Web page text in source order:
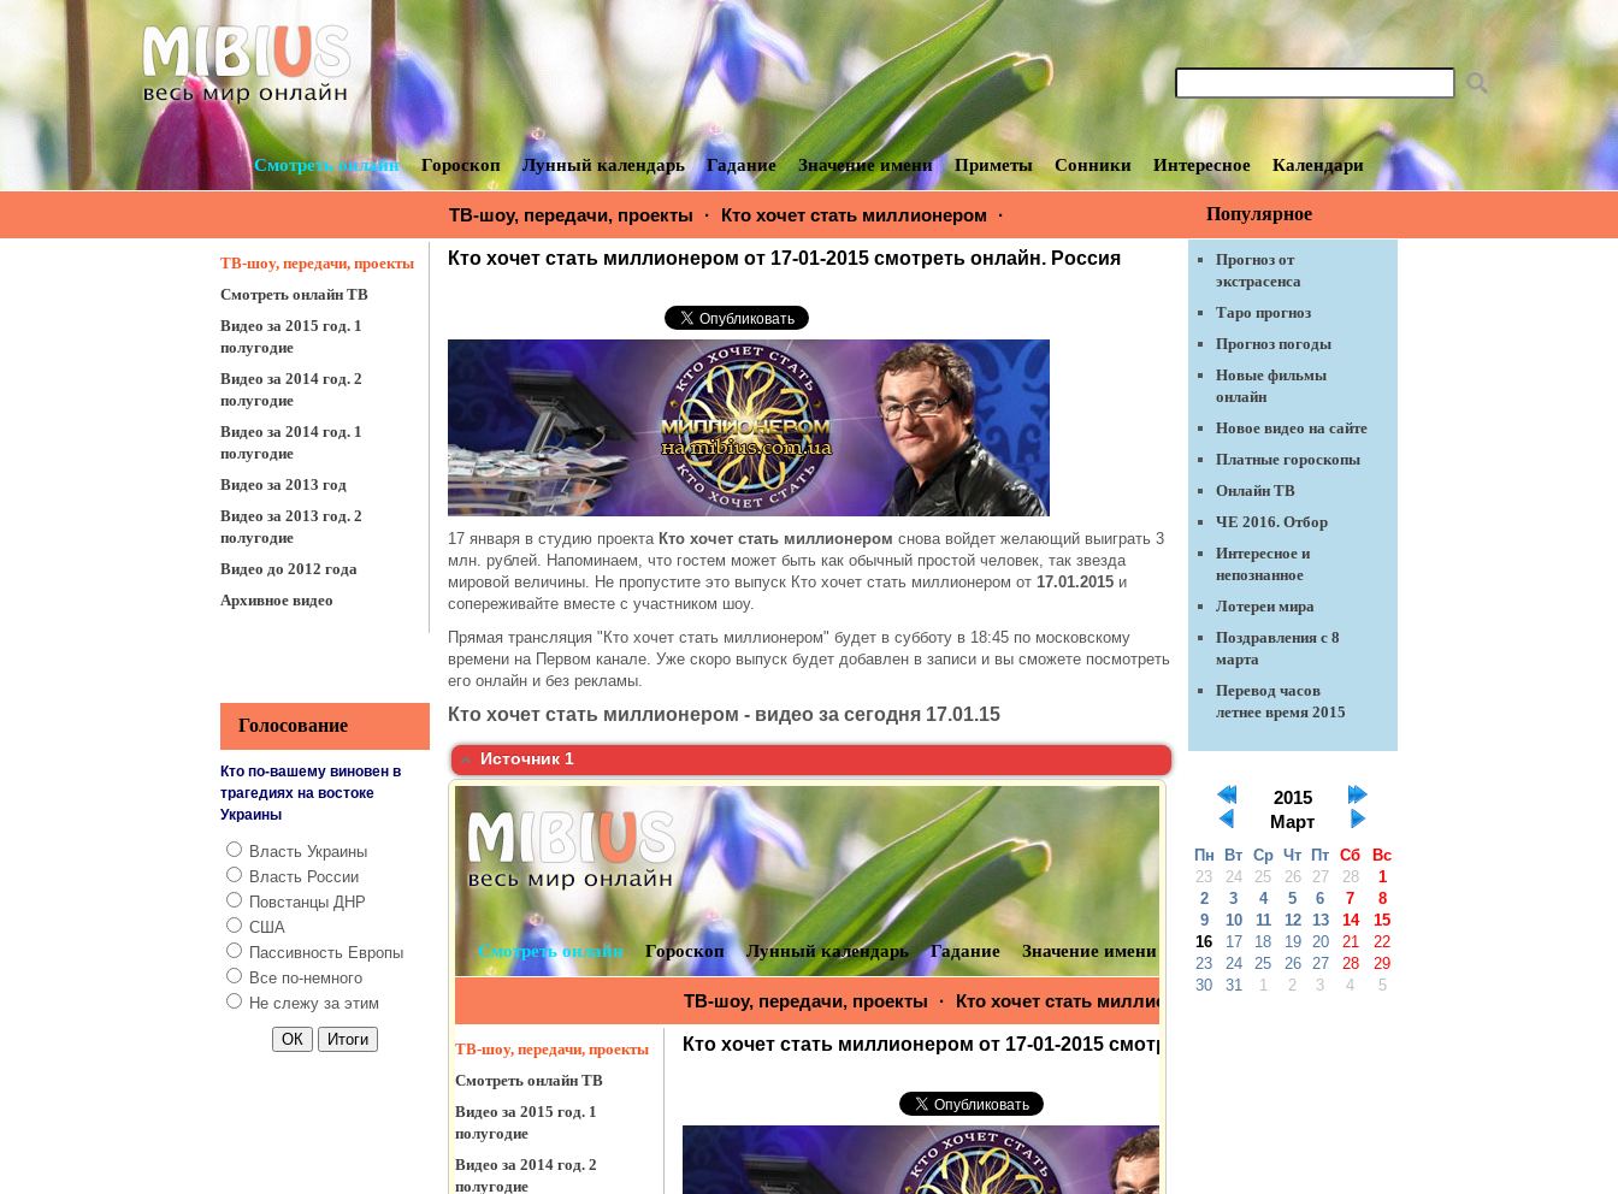
Смотреть онлайн Гороскоп Лунный календарь Гадание Значение имени Приметы Сонники Интересное Календари
ТВ-шоу, передачи, проекты · Кто хочет стать миллионером ·
миллионером от 17-01-2015 смотреть онлайн. Россия
Кто хочет стать миллионером от 17-01-2015 смотреть онлайн. Россия
17 января в студию проекта Кто хочет стать миллионером снова войдет желающий выиграть 3
млн. рублей. Напоминаем, что гостем может быть как обычный простой человек, так звезда
мировой величины. Не пропустите это выпуск Кто хочет стать миллионером от 17.01.2015 и
сопереживайте вместе с участником шоу.
Прямая трансляция "Кто хочет стать миллионером" будет в субботу в 18:45 по московскому
времени на Первом канале. Уже скоро выпуск будет добавлен в записи и вы сможете посмотреть
его онлайн и без рекламы.
Кто хочет стать миллионером - видео за сегодня 17.01.15
Источник 1
ТВ-шоу, передачи, проекты
Смотреть онлайн ТВ
Видео за 2015 год. 1
полугодие
Видео за 2014 год. 2
полугодие
Видео за 2014 год. 1
полугодие
Видео за 2013 год
Видео за 2013 год. 2
полугодие
Видео до 2012 года
Архивное видео
Голосование
Кто по-вашему виновен в
трагедиях на востоке
Украины
Власть Украины
Власть России
Повстанцы ДНР
США
Пассивность Европы
Все по-немного
Не слежу за этим
Популярное
Прогноз от
экстрасенса
Таро прогноз
Прогноз погоды
Новые фильмы
онлайн
Новое видео на сайте
Платные гороскопы
Онлайн ТВ
ЧЕ 2016. Отбор
Интересное и
непознанное
Лотереи мира
Поздравления с 8
марта
Перевод часов
летнее время 2015
2015
Март
Пн Вт Ср Чт Пт Сб
Вс
23
24 25 26 27 28
1
2
3 4 5 6 7
8
9
10 11 12 13 14
15
16
17 18 19 20 21
22
23
24 25 26 27 28
29
30
31 1 2 3 4 5